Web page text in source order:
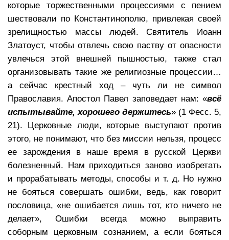
которые торжественными процессиями с пением
шествовали по Константинополю, привлекая своей
зрелищностью массы людей. Святитель Иоанн
Златоуст, чтобы отвлечь свою паству от опасности
увлечься этой внешней пышностью, также стал
организовывать такие же религиозные процессии…
а сейчас крестный ход – чуть ли не символ
Православия. Апостол Павел заповедает нам: «всё
испытывайте, хорошего держитесь» (1 Фесс. 5,
21). Церковные люди, которые выступают против
этого, не понимают, что без миссии нельзя, процесс
ее зарождения в наше время в русской Церкви
болезненный. Нам приходиться заново изобретать
и прорабатывать методы, способы и т. д. Но нужно
не бояться совершать ошибки, ведь, как говорит
пословица, «не ошибается лишь тот, кто ничего не
делает», Ошибки всегда можно выправить
соборным церковным сознанием, а если бояться